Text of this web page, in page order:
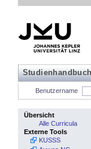
Benutzername
Übersicht
Alle Curricula
Externe Tools
KUSSS